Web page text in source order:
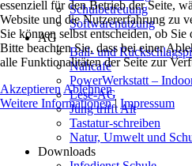
Schulbetreuung
Softwarenutzung
AG
Ball- und
Nähcafé
PowerWerkstatt –
Lese-AG
Jung trifft Alt
Tastatur-schreiben
Natur, Umwelt und
Downloads
essenziell für den Betrieb der Seite,
Website und die Nutzererfahrung zu
Sie können selbst entscheiden, ob
Bitte beachten Sie, dass bei einer
alle Funktionalitäten der Seite zur
Akzeptieren Ablehnen
Weitere Informationen| Impressum